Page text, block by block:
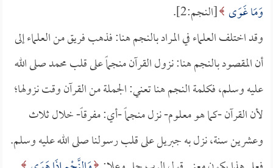
وَمَا غَوَى [النجم:2].
وقد اختلف العلماء في المراد بالنجم هنا: فذهب فريق من العلماء إلى
أن المقصود بالنجم هنا: نزول القرآن منجماً على قلب محمد صلى الله
عليه وسلم، فكلمة النجم هنا تعني: الجملة من القرآن وقت نزولها؛
لأن القرآن -كما هو معلوم- نزل منجماً -أي: مفرقاً- خلال ثلاث
وعشرين سنة، نزل به جبريل على قلب رسولنا صلى الله عليه وسلم.